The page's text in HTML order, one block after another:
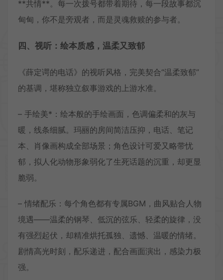
**共情**。每一次拨号都带着期待，每一段故事都沉
甸甸，你不是旁观者，而是灵魂救赎的参与者。
四、视听：绘本质感，温柔又致郁
《薛定谔的电话》的视听风格，完美契合“温柔致郁”
的基调，堪称独立叙事游戏的上游水准。
– 手绘美*：绘本般的手绘画面，色调偏柔和的灰与
暖，线条细腻。玛丽的房间简洁压抑，电话、笔记
本、肖像画构成全部场景；角色设计可爱又略带忧
郁，拟人化动物形象弱化了生死话题的沉重，却更显
脆弱。
– 情绪配乐：每个角色都有专属BGM，曲风贴合人物
境遇——温柔的钢琴、低沉的弦乐、轻柔的旋律，没
有强烈起伏，却精准烘托孤独、遗憾、温暖的情绪。
剧情高光时刻，配乐递进，配合画面演出，感染力极
强。